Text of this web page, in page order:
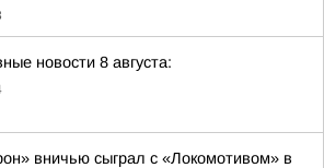
новости 8 августа:
вничью сыграл с «Локомотивом» в